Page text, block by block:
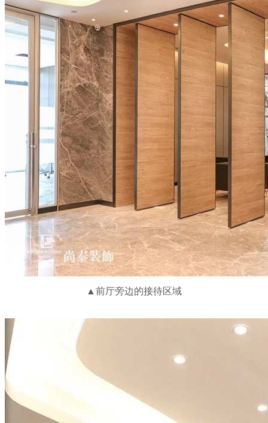
▲前厅旁边的接待区域